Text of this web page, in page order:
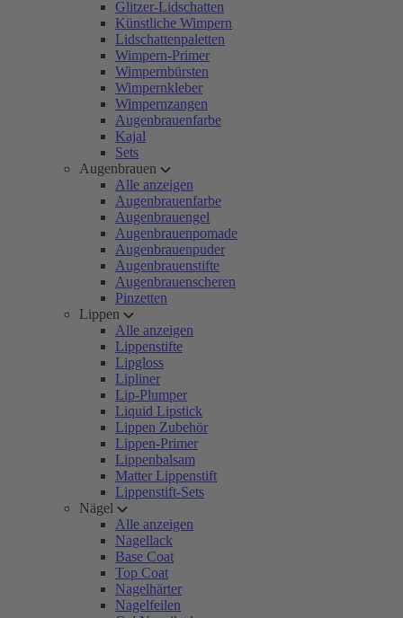
Glitzer-Lidschatten
Künstliche Wimpern
Lidschattenpaletten
Wimpern-Primer
Wimpernbürsten
Wimpernkleber
Wimpernzangen
Augenbrauenfarbe
Kajal
Sets
Augenbrauen
Alle anzeigen
Augenbrauenfarbe
Augenbrauengel
Augenbrauenpomade
Augenbrauenpuder
Augenbrauenstifte
Augenbrauenscheren
Pinzetten
Lippen
Alle anzeigen
Lippenstifte
Lipgloss
Lipliner
Lip-Plumper
Liquid Lipstick
Lippen Zubehör
Lippen-Primer
Lippenbalsam
Matter Lippenstift
Lippenstift-Sets
Nägel
Alle anzeigen
Nagellack
Base Coat
Top Coat
Nagelhärter
Nagelfeilen